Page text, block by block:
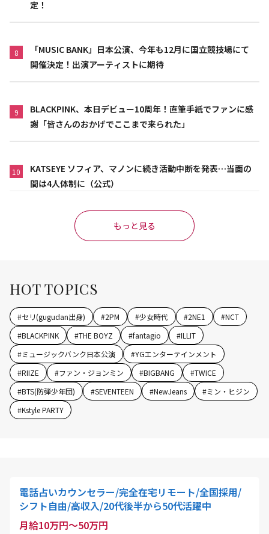
定！
8
「MUSIC BANK」日本公演、今年も12月に国立競技場にて
開催決定！出演アーティストに期待
9
BLACKPINK、本日デビュー10周年！直筆手紙でファンに感
謝「皆さんのおかげでここまで来られた」
10
KATSEYE ソフィア、マノンに続き活動中断を発表…当面の
間は4人体制に（公式）
もっと見る
HOT TOPICS
#セリ(gugudan出身) #2PM #少女時代 #2NE1 #NCT
#BLACKPINK #THE BOYZ #fantagio #ILLIT
#ミュージックバンク日本公演 #YGエンターテインメント
#RIIZE #ファン・ジョンミン #BIGBANG #TWICE
#BTS(防弾少年団) #SEVENTEEN #NewJeans #ミン・ヒジン
#Kstyle PARTY
電話占いカウンセラー/完全在宅リモート/全国採用/
シフト自由/高収入/20代後半から50代活躍中
月給10万円～50万円